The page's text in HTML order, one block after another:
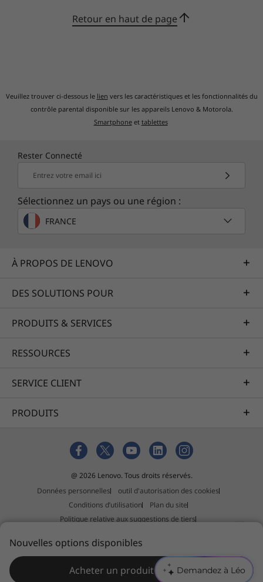
Demandez à Léo
Satisfaction immédiate
jusqu’au processeur Intel®Core™ i7 de 8e
génération, le processeur mobile 15 W le plus
rapide d’Intel’, pour assurer des niveaux
extrêmement élevés de puissance et de
réactivité dans un convertible ultrafin.
Avec Cortana, un mot suffit…
Vous voulez une playlist qui vous aidera à vous
sortir de sous les couvertures ? Avec l’assistant
le Yoga C930 est doté de micros à champ
lointain, vous n’aurez même pas besoin de
distance, même en mode veille !
Retour en haut de page
Veuillez trouver ci-dessous le lien vers les caractéristiques et les fonctionnalités du
contrôle parental disponible sur les appareils Lenovo & Motorola.
Smartphoneet tablettes
Rester Connecté
Entrez votre email ici
Sélectionnez un pays ou une région :
FRANCE
À PROPOS DE LENOVO
DES SOLUTIONS POUR
PRODUITS & SERVICES
RESSOURCES
SERVICE CLIENT
PRODUITS
@ 2026 Lenovo. Tous droits réservés.
Données personnelles
outil d'autorisation des cookies
Conditions d’utilisation
Plan du site
Politique relative aux suggestions de tiers
Nouvelles options disponibles
Acheter un produit similaire